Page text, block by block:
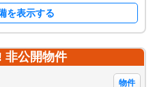
を表示する
非公開物件
物件